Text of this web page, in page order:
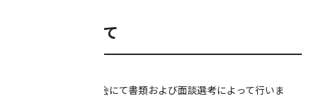
■選考について
専門家からなる審査会にて書類および面談選考によって行いま